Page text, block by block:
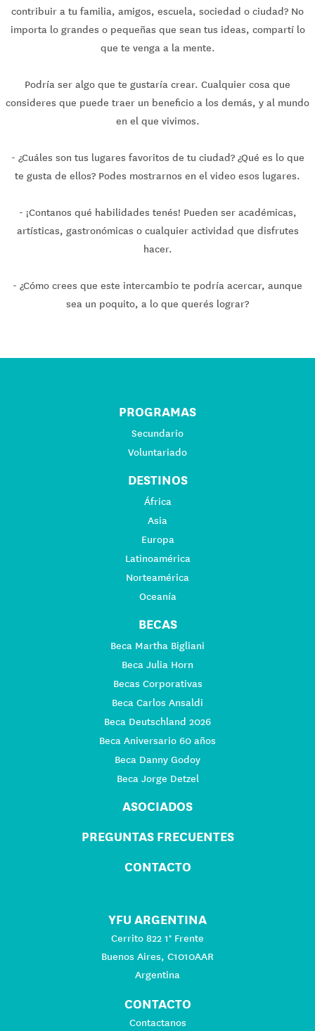
contribuir a tu familia, amigos, escuela, sociedad o ciudad? No
importa lo grandes o pequeñas que sean tus ideas, compartí lo
que te venga a la mente.
Podría ser algo que te gustaría crear. Cualquier cosa que
consideres que puede traer un beneficio a los demás, y al mundo
en el que vivimos.
- ¿Cuáles son tus lugares favoritos de tu ciudad? ¿Qué es lo que
te gusta de ellos? Podes mostrarnos en el video esos lugares.
- ¡Contanos qué habilidades tenés! Pueden ser académicas,
artísticas, gastronómicas o cualquier actividad que disfrutes
hacer.
- ¿Cómo crees que este intercambio te podría acercar, aunque
sea un poquito, a lo que querés lograr?
PROGRAMAS
Secundario
Voluntariado
DESTINOS
África
Asia
Europa
Latinoamérica
Norteamérica
Oceanía
BECAS
Beca Martha Bigliani
Beca Julia Horn
Becas Corporativas
Beca Carlos Ansaldi
Beca Deutschland 2026
Beca Aniversario 60 años
Beca Danny Godoy
Beca Jorge Detzel
ASOCIADOS
PREGUNTAS FRECUENTES
CONTACTO
YFU ARGENTINA
Cerrito 822 1° Frente
Buenos Aires, C1010AAR
Argentina
CONTACTO
Contactanos